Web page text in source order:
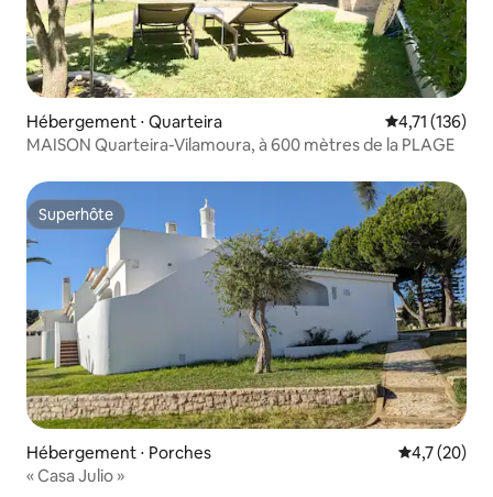
Hébergement ⋅ Quarteira Évaluation
4,71 (136)
MAISON Quarteira-Vilamoura, à 600 mètres de la PLAGE
Superhôte
Superhôte
Hébergement ⋅ Porches Évaluation
4,7 (20)
« Casa Julio »